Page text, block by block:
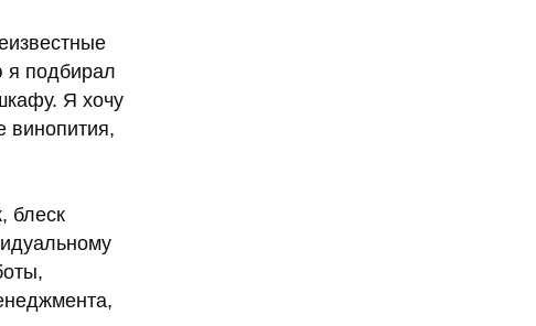
я подбирал
Я хочу
винопития,
блеск